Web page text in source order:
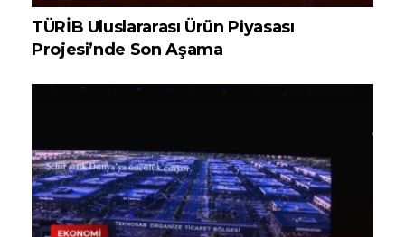
TÜRİB Uluslararası Ürün Piyasası
Projesi’nde Son Aşama